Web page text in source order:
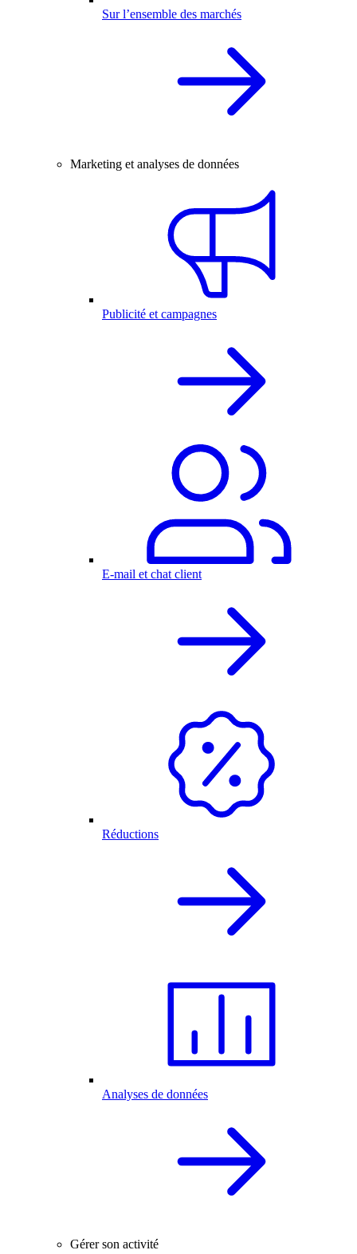
Sur l’ensemble des marchés
Marketing et analyses de données
Publicité et campagnes
E-mail et chat client
Réductions
Analyses de données
Gérer son activité